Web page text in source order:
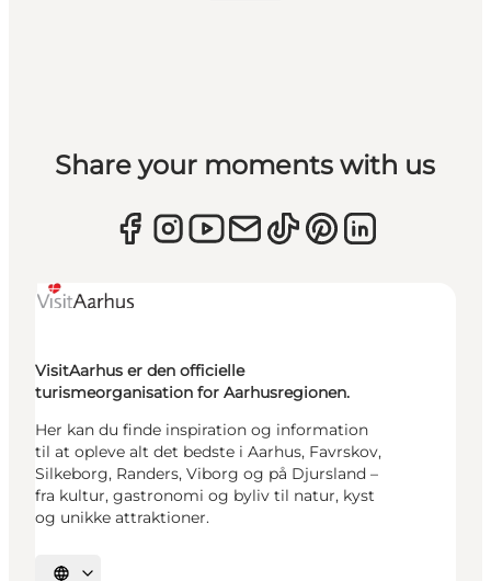
Share your moments with us
VisitAarhus er den officielle
turismeorganisation for Aarhusregionen.
Her kan du finde inspiration og information
til at opleve alt det bedste i Aarhus, Favrskov,
Silkeborg, Randers, Viborg og på Djursland –
fra kultur, gastronomi og byliv til natur, kyst
og unikke attraktioner.